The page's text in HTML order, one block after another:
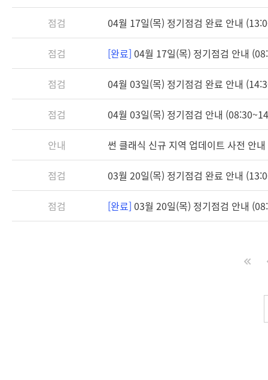
점검 04월 17일(목) 정기점검 완료 안내
점검 [완료] 04월 17일(목) 정기점검 안내
점검 04월 03일(목) 정기점검 완료 안내
점검 04월 03일(목) 정기점검 안내
안내 썬 클래식 신규 지역 업데이트 사전 안내
점검 03월 20일(목) 정기점검 완료 안내
점검 [완료] 03월 20일(목) 정기점검 안내